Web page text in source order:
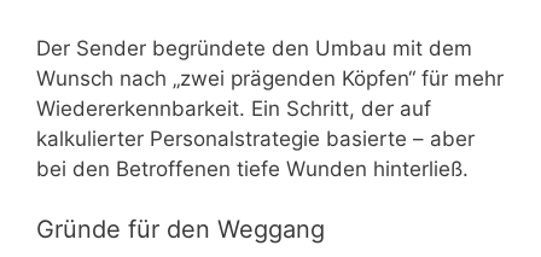
Der Sender begründete den Umbau mit dem
Wunsch nach „zwei prägenden Köpfen“ für mehr
Wiedererkennbarkeit. Ein Schritt, der auf
kalkulierter Personalstrategie basierte – aber
bei den Betroffenen tiefe Wunden hinterließ.
Gründe für den Weggang